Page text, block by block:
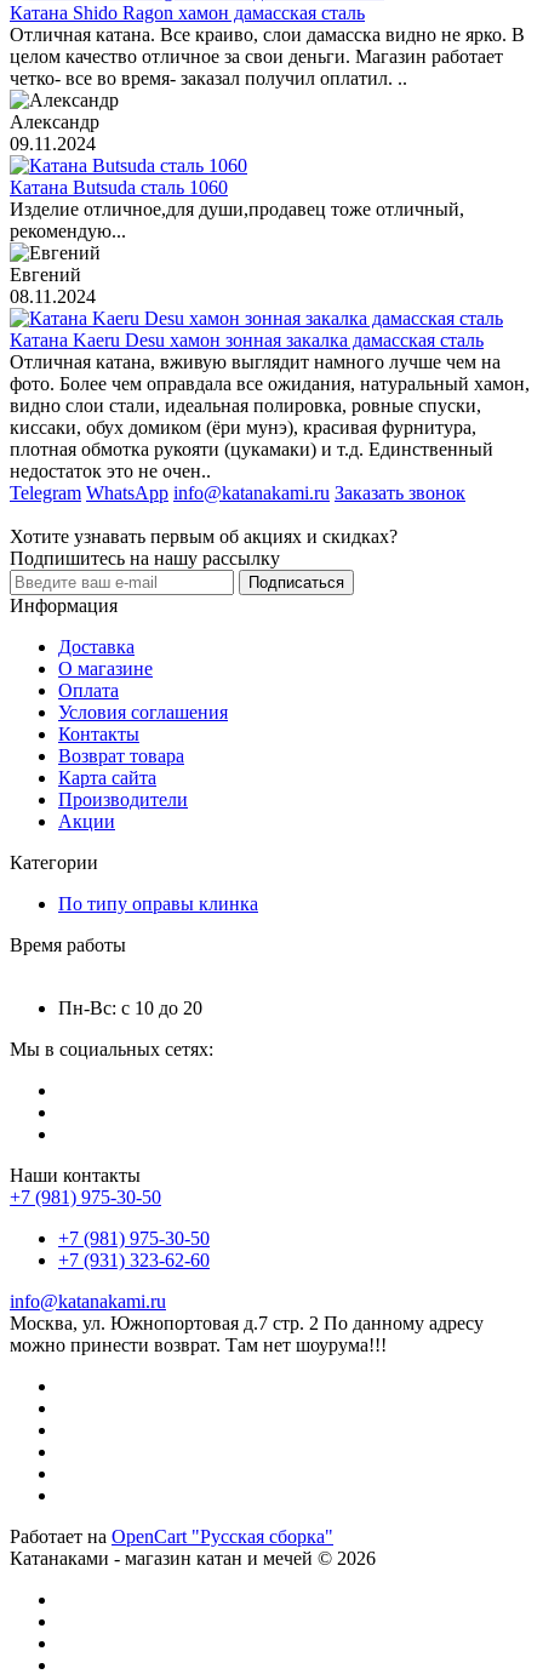
Катана Shido Ragon хамон дамасская сталь
Отличная катана. Все краиво, слои дамасска видно не ярко. В
целом качество отличное за свои деньги. Магазин работает
четко- все во время- заказал получил оплатил. ..
Александр
09.11.2024
Катана Butsuda сталь 1060
Изделие отличное,для души,продавец тоже отличный,
рекомендую...
Евгений
08.11.2024
Катана Kaeru Desu хамон зонная закалка дамасская сталь
Отличная катана, вживую выглядит намного лучше чем на
фото. Более чем оправдала все ожидания, натуральный хамон,
видно слои стали, идеальная полировка, ровные спуски,
киссаки, обух домиком (ёри мунэ), красивая фурнитура,
плотная обмотка рукояти (цукамаки) и т.д. Единственный
недостаток это не очен..
Telegram WhatsApp info@katanakami.ru Заказать звонок
Хотите узнавать первым об акциях и скидках?
Подпишитесь на нашу рассылку
Подписаться
Информация
Доставка
О магазине
Оплата
Условия соглашения
Контакты
Возврат товара
Карта сайта
Производители
Акции
Категории
По типу оправы клинка
Время работы
Пн-Вс: с 10 до 20
Мы в социальных сетях:
Наши контакты
+7 (981) 975-30-50
+7 (981) 975-30-50
+7 (931) 323-62-60
info@katanakami.ru
Москва, ул. Южнопортовая д.7 стр. 2 По данному адресу
можно принести возврат. Там нет шоурума!!!
Работает на OpenCart "Русская сборка"
Катанаками - магазин катан и мечей © 2026